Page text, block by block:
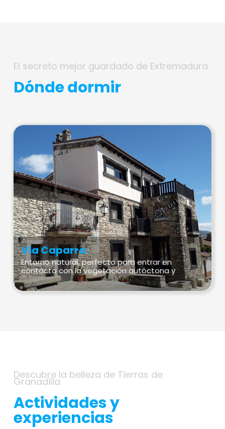
El secreto mejor guardado de Extremadura
Dónde dormir
Via Caparra
Entorno natural, perfecto para entrar en
contacto con la vegetación autóctona y
disfrutar de algunas actividades de aventura.
Descubre la belleza de Tierras de
Granadilla
Actividades y
experiencias